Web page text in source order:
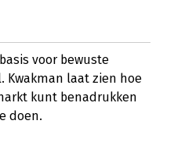
voor bewuste
Kwakman laat zien hoe
kunt benadrukken
doen.